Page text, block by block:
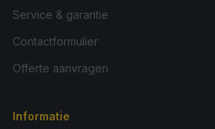
Service & garantie
Contactformulier
Offerte aanvragen
Informatie